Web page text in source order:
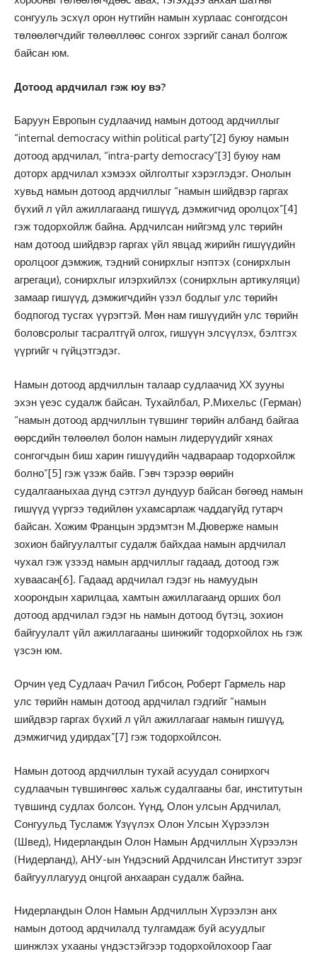
сонгууль эсхүл орон нутгийн намын хурлаас сонгогдсон
төлөөлөгчдийг төлөөллөөс сонгох зэргийг санал болгож
байсан юм.
Дотоод ардчилал гэж юу вэ?
Баруун Европын судлаачид намын дотоод ардчиллыг
“internal democracy within political party”[2] буюу намын
дотоод ардчилал, “intra-party democracy”[3] буюу нам
доторх ардчилал хэмээх ойлголтыг хэрэглэдэг. Онолын
хувьд намын дотоод ардчиллыг “намын шийдвэр гаргах
бүхий л үйл ажиллагаанд гишүүд, дэмжигчид оролцох”[4]
гэж тодорхойлж байна. Ардчилсан нийгэмд улс төрийн
нам дотоод шийдвэр гаргах үйл явцад жирийн гишүүдийн
оролцоог дэмжиж, тэдний сонирхлыг нэптэх (сонирхлын
агрегаци), сонирхлыг илэрхийлэх (сонирхлын артикуляци)
замаар гишүүд, дэмжигчдийн үзэл бодлыг улс төрийн
бодпогод тусгах үүрэгтэй. Мөн нам гишүүдийн улс төрийн
боловсролыг тасралтгүй олгох, гишүүн элсүүлэх, бэлтгэх
үүргийг ч гүйцэтгэдэг.
Намын дотоод ардчиллын талаар судлаачид XX зууны
эхэн үеэс судалж байсан. Тухайлбал, Р.Михельс (Герман)
“намын дотоод ардчиллын түвшинг төрийн албанд байгаа
өөрсдийн төлөөлөл болон намын лидерүүдийг хянах
сонгогчдын биш харин гишүүдийн чадвараар тодорхойлж
болно”[5] гэж үзэж байв. Гэвч тэрээр өөрийн
судалгааныхаа дүнд сэтгэл дундуур байсан бөгөөд намын
гишүүд үүргээ төдийлөн ухамсарлаж чаддагүйд гутарч
байсан. Хожим Францын эрдэмтэн М.Дюверже намын
зохион байгуулалтыг судалж байхдаа намын ардчилал
чухал гэж үзээд намын ардчиллыг гадаад, дотоод гэж
хуваасан[6]. Гадаад ардчилал гэдэг нь намуудын
хоорондын харилцаа, хамтын ажиллагаанд орших бол
дотоод ардчилал гэдэг нь намын дотоод бүтэц, зохион
байгуулалт үйл ажиллагааны шинжийг тодорхойлох нь гэж
үзсэн юм.
Орчин үед Судлаач Рачил Гибсон, Роберт Гармель нар
улс төрийн намын дотоод ардчилал гэдгийг “намын
шийдвэр гаргах бүхий л үйл ажиллагааг намын гишүүд,
дэмжигчид удирдах”[7] гэж тодорхойлсон.
Намын дотоод ардчиллын тухай асуудал сонирхогч
судлаачын түвшингөөс хальж судалгааны баг, институтын
түвшинд судлах болсон. Үүнд, Олон улсын Ардчилал,
Сонгуульд Тусламж Үзүүлэх Олон Улсын Хүрээлэн
(Швед), Нидерландын Олон Намын Ардчиллын Хүрээлэн
(Нидерланд), АНУ-ын Үндэсний Ардчилсан Институт зэрэг
байгууллагууд онцгой анхааран судалж байна.
Нидерландын Олон Намын Ардчиллын Хүрээлэн анх
намын дотоод ардчилалд тулгамдаж буй асуудлыг
шинжлэх ухааны үндэстэйгээр тодорхойлохоор Гааг